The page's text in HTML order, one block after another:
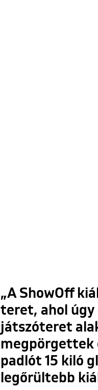
„A ShowOff
teret, ahol úgy
játszóteret
megpörgettek
padlót 15 kiló
legőrültebb